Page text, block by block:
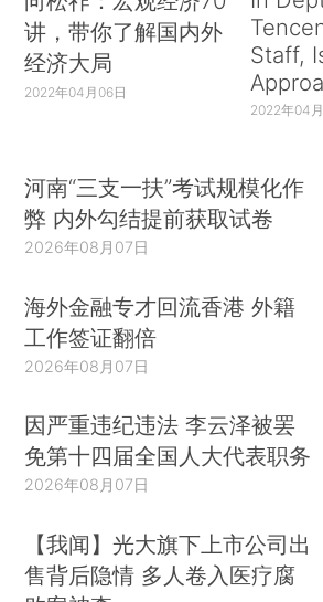
讲，带你了解国内外
经济大局
2022年04月06日
Staff,
2022年04
河南“三支一扶”考试规模化作
弊 内外勾结提前获取试卷
2026年08月07日
海外金融专才回流香港 外籍
工作签证翻倍
2026年08月07日
因严重违纪违法 李云泽被罢
免第十四届全国人大代表职务
2026年08月07日
【我闻】光大旗下上市公司出
售背后隐情 多人卷入医疗腐